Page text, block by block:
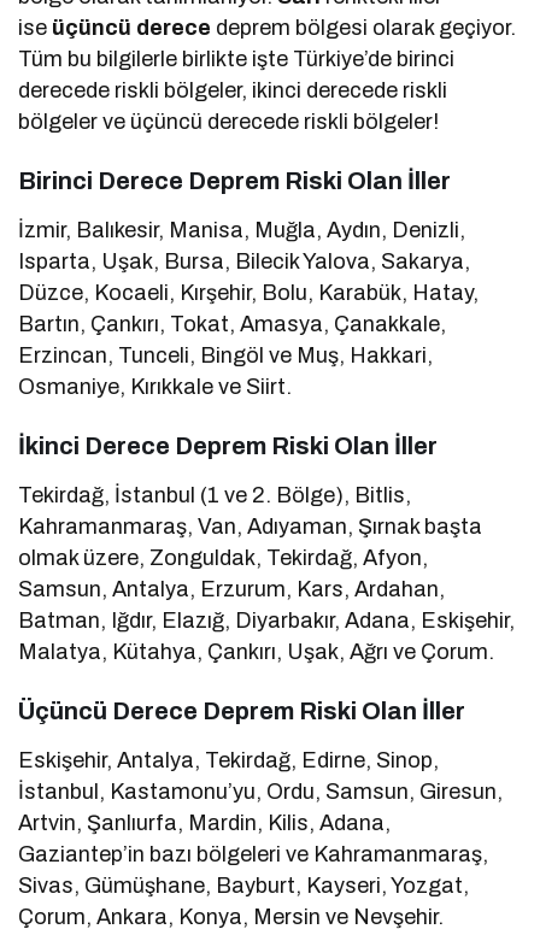
ise üçüncü derece deprem bölgesi olarak geçiyor.
Tüm bu bilgilerle birlikte işte Türkiye’de birinci
derecede riskli bölgeler, ikinci derecede riskli
bölgeler ve üçüncü derecede riskli bölgeler!
Birinci Derece Deprem Riski Olan İller
İzmir, Balıkesir, Manisa, Muğla, Aydın, Denizli,
Isparta, Uşak, Bursa, Bilecik Yalova, Sakarya,
Düzce, Kocaeli, Kırşehir, Bolu, Karabük, Hatay,
Bartın, Çankırı, Tokat, Amasya, Çanakkale,
Erzincan, Tunceli, Bingöl ve Muş, Hakkari,
Osmaniye, Kırıkkale ve Siirt.
İkinci Derece Deprem Riski Olan İller
Tekirdağ, İstanbul (1 ve 2. Bölge), Bitlis,
Kahramanmaraş, Van, Adıyaman, Şırnak başta
olmak üzere, Zonguldak, Tekirdağ, Afyon,
Samsun, Antalya, Erzurum, Kars, Ardahan,
Batman, Iğdır, Elazığ, Diyarbakır, Adana, Eskişehir,
Malatya, Kütahya, Çankırı, Uşak, Ağrı ve Çorum.
Üçüncü Derece Deprem Riski Olan İller
Eskişehir, Antalya, Tekirdağ, Edirne, Sinop,
İstanbul, Kastamonu’yu, Ordu, Samsun, Giresun,
Artvin, Şanlıurfa, Mardin, Kilis, Adana,
Gaziantep’in bazı bölgeleri ve Kahramanmaraş,
Sivas, Gümüşhane, Bayburt, Kayseri, Yozgat,
Çorum, Ankara, Konya, Mersin ve Nevşehir.